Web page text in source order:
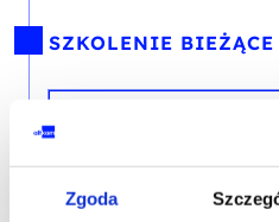
Zgoda
SZKOLENIE BIEŻĄCE
Windows Server
2019/2022/2025